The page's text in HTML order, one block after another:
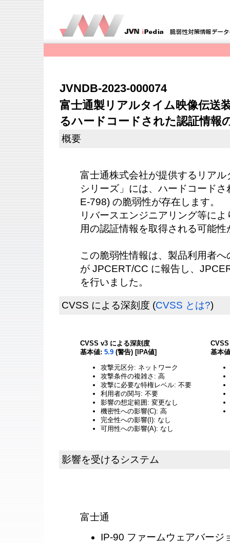
JVNDB-2023-000074
富士通製リアルタイム映像伝送
るハードコードされた認証情報
概要
富士通株式会社が提供するリア
シリーズ」には、ハードコード
E-798) の脆弱性が存在します。
リバースエンジニアリング等に
用の認証情報を取得される可能性
この脆弱性情報は、製品利用者
が JPCERT/CC に報告し、
を行いました。
CVSS による深刻度 (CVSS とは?)
CVSS v3 による深刻度
基本値: 5.9 (警告) [IPA値]
攻撃元区分: ネットワーク
攻撃条件の複雑さ: 高
攻撃に必要な特権レベル: 不要
利用者の関与: 不要
影響の想定範囲: 変更なし
機密性への影響(C): 高
完全性への影響(I): なし
可用性への影響(A): なし
基本
影響を受けるシステム
富士通
IP-90 ファームウェアバージ